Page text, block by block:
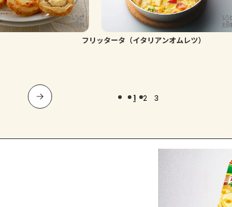
フリッタータ（イタリアンオムレツ）
1 2 3